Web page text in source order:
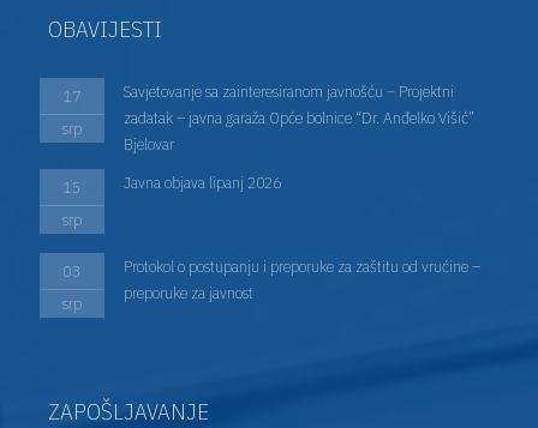
OBAVIJESTI
17
srp
Savjetovanje sa zainteresiranom javnošću – Projektni
zadatak – javna garaža Opće bolnice “Dr. Anđelko Višić”
Bjelovar
15
srp
Javna objava lipanj 2026
03
srp
Protokol o postupanju i preporuke za zaštitu od vrućine –
preporuke za javnost
ZAPOŠLJAVANJE